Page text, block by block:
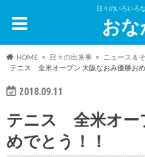
日々のいろいろ
お
HOME 日々の出来事
ニュース＆
テニス 全米オープン 大阪なおみ優勝おめ
2018.09.11
テニス 全米オー
めでとう！！